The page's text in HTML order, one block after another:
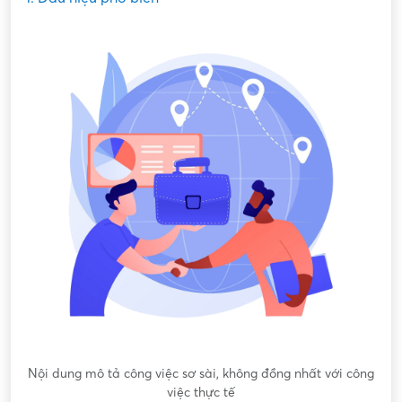
Nội dung mô tả công việc sơ sài, không đồng nhất với công
việc thực tế